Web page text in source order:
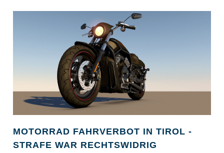
MOTORRAD FAHRVERBOT IN TIROL -
STRAFE WAR RECHTSWIDRIG